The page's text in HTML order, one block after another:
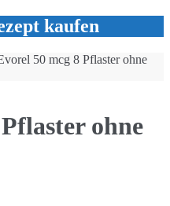
kaufen
50 mcg 8 Pflaster ohne
ohne